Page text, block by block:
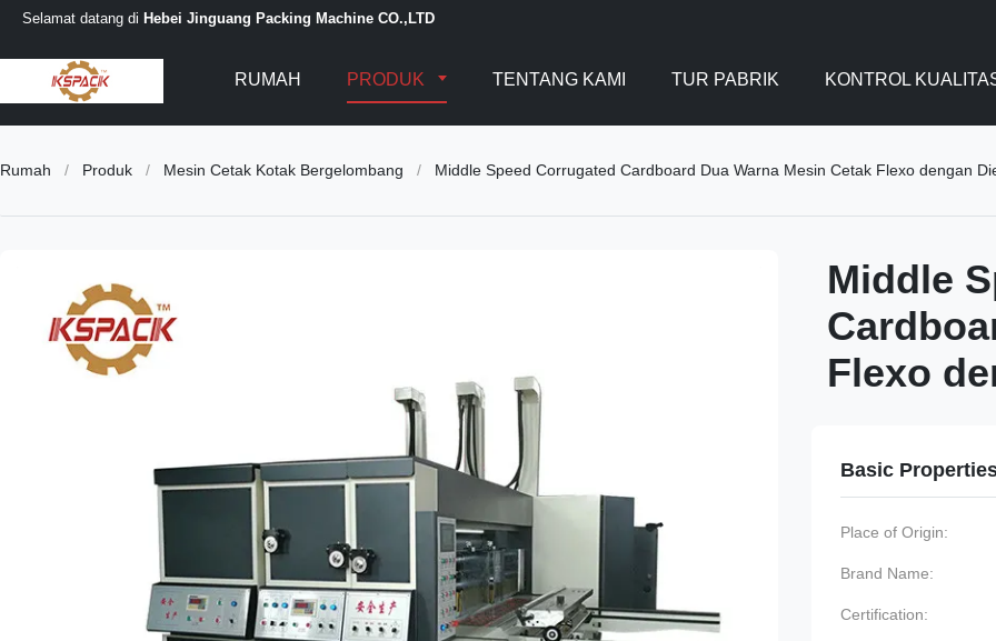
Selamat datang di Hebei Jinguang Packing Machine CO.,LTD
RUMAH PRODUK TENTANG KAMI TUR PABRIK KONTROL
Rumah / Produk / Mesin Cetak Kotak Bergelombang / Middle Speed ​​Corrugated Cardboard Dua Warna Mesin Cetak Flexo dengan
Middle
Flexo
Basic
Place of Origin:
Brand Name:
Certification: